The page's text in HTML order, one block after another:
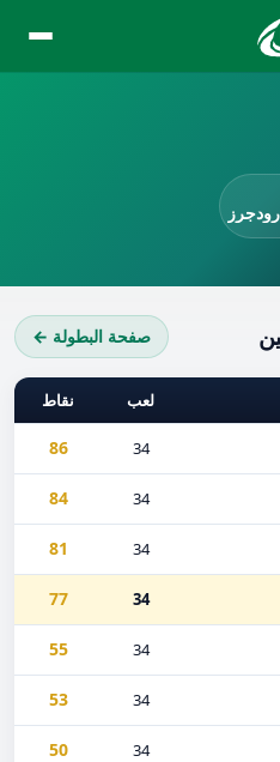
صفحة البطولة ←
لعب نقاط
34
86
34
84
34
81
34
77
34
55
34
53
34
50